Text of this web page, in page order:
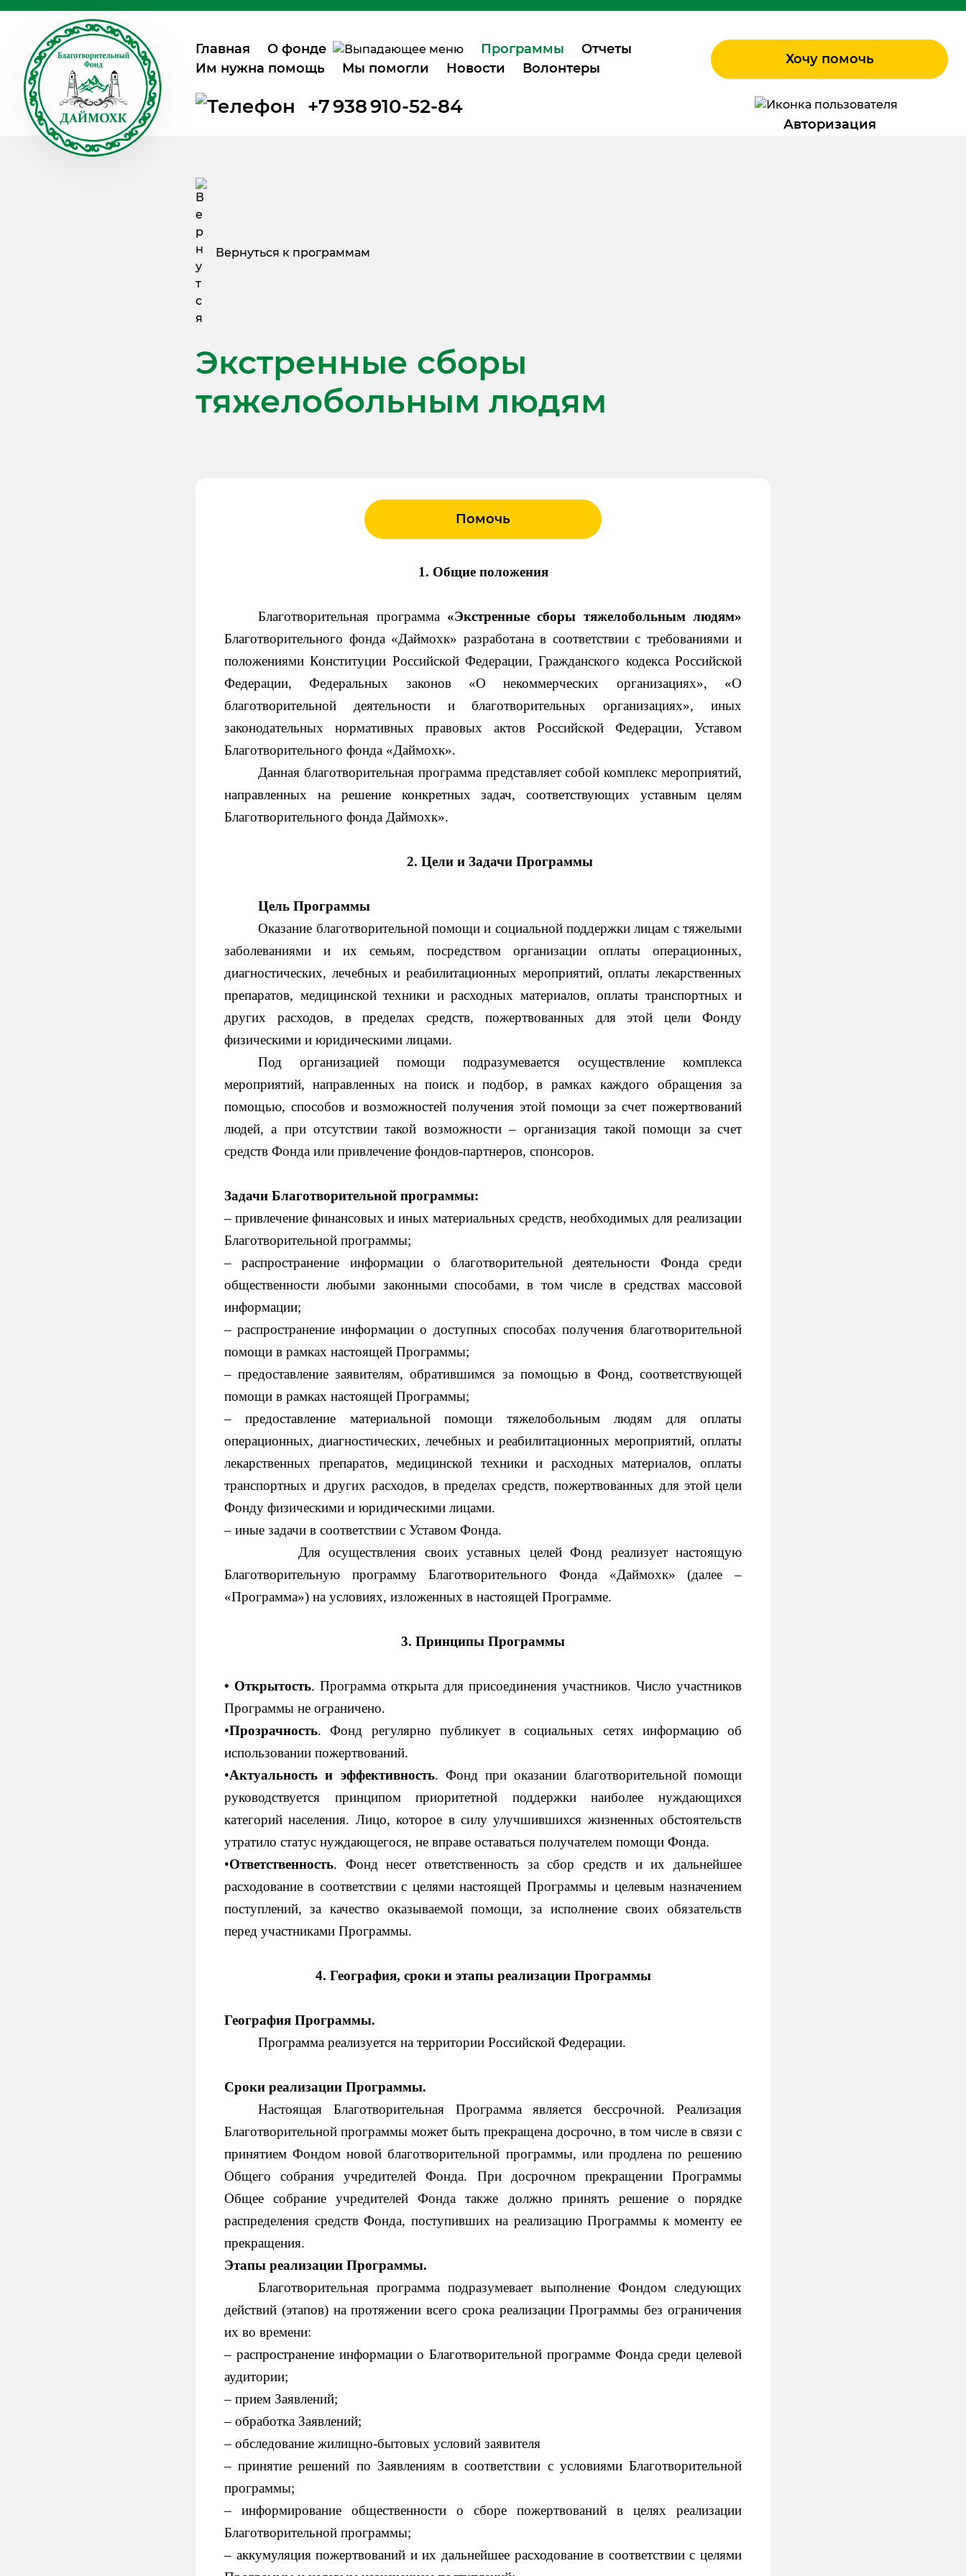
Главная О фонде Программы
Отчеты
Им нужна помощь
Мы помогли Новости Волонтеры
+7 938 910-52-84
Хочу помочь
Авторизация
Вернуться к программам
Экстренные сборы
тяжелобольным людям
Помочь
1. Общие положения
Благотворительная программа «Экстренные сборы тяжелобольным людям»
Благотворительного фонда «Даймохк» разработана в соответствии с требованиями и
положениями Конституции Российской Федерации, Гражданского кодекса Российской
Федерации, Федеральных законов «О некоммерческих организациях», «О
благотворительной деятельности и благотворительных организациях», иных
законодательных нормативных правовых актов Российской Федерации, Уставом
Благотворительного фонда «Даймохк».
Данная благотворительная программа представляет собой комплекс мероприятий,
направленных на решение конкретных задач, соответствующих уставным целям
Благотворительного фонда Даймохк».
2. Цели и Задачи Программы
Цель Программы
Оказание благотворительной помощи и социальной поддержки лицам с тяжелыми
заболеваниями и их семьям, посредством организации оплаты операционных,
диагностических, лечебных и реабилитационных мероприятий, оплаты лекарственных
препаратов, медицинской техники и расходных материалов, оплаты транспортных и
других расходов, в пределах средств, пожертвованных для этой цели Фонду
физическими и юридическими лицами.
Под организацией помощи подразумевается осуществление комплекса
мероприятий, направленных на поиск и подбор, в рамках каждого обращения за
помощью, способов и возможностей получения этой помощи за счет пожертвований
людей, а при отсутствии такой возможности – организация такой помощи за счет
средств Фонда или привлечение фондов-партнеров, спонсоров.
Задачи Благотворительной программы:
– привлечение финансовых и иных материальных средств, необходимых для реализации
Благотворительной программы;
– распространение информации о благотворительной деятельности Фонда среди
общественности любыми законными способами, в том числе в средствах массовой
информации;
– распространение информации о доступных способах получения благотворительной
помощи в рамках настоящей Программы;
– предоставление заявителям, обратившимся за помощью в Фонд, соответствующей
помощи в рамках настоящей Программы;
– предоставление материальной помощи тяжелобольным людям для оплаты
операционных, диагностических, лечебных и реабилитационных мероприятий, оплаты
лекарственных препаратов, медицинской техники и расходных материалов, оплаты
транспортных и других расходов, в пределах средств, пожертвованных для этой цели
Фонду физическими и юридическими лицами.
– иные задачи в соответствии с Уставом Фонда.
Для осуществления своих уставных целей Фонд реализует настоящую
Благотворительную программу Благотворительного Фонда «Даймохк» (далее –
«Программа») на условиях, изложенных в настоящей Программе.
3. Принципы Программы
• Открытость. Программа открыта для присоединения участников. Число участников
Программы не ограничено.
•Прозрачность. Фонд регулярно публикует в социальных сетях информацию об
использовании пожертвований.
•Актуальность и эффективность. Фонд при оказании благотворительной помощи
руководствуется принципом приоритетной поддержки наиболее нуждающихся
категорий населения. Лицо, которое в силу улучшившихся жизненных обстоятельств
утратило статус нуждающегося, не вправе оставаться получателем помощи Фонда.
•Ответственность. Фонд несет ответственность за сбор средств и их дальнейшее
расходование в соответствии с целями настоящей Программы и целевым назначением
поступлений, за качество оказываемой помощи, за исполнение своих обязательств
перед участниками Программы.
4. География, сроки и этапы реализации Программы
География Программы.
Программа реализуется на территории Российской Федерации.
Сроки реализации Программы.
Настоящая Благотворительная Программа является бессрочной. Реализация
Благотворительной программы может быть прекращена досрочно, в том числе в связи с
принятием Фондом новой благотворительной программы, или продлена по решению
Общего собрания учредителей Фонда. При досрочном прекращении Программы
Общее собрание учредителей Фонда также должно принять решение о порядке
распределения средств Фонда, поступивших на реализацию Программы к моменту ее
прекращения.
Этапы реализации Программы.
Благотворительная программа подразумевает выполнение Фондом следующих
действий (этапов) на протяжении всего срока реализации Программы без ограничения
их во времени:
– распространение информации о Благотворительной программе Фонда среди целевой
аудитории;
– прием Заявлений;
– обработка Заявлений;
– обследование жилищно-бытовых условий заявителя
– принятие решений по Заявлениям в соответствии с условиями Благотворительной
программы;
– информирование общественности о сборе пожертвований в целях реализации
Благотворительной программы;
– аккумуляция пожертвований и их дальнейшее расходование в соответствии с целями